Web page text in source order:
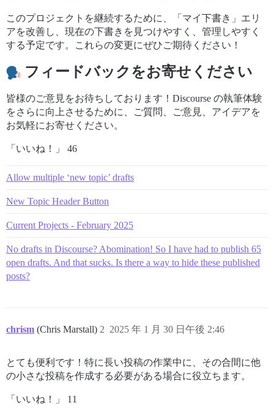
このプロジェクトを継続するために、「マイ下書き」エリ
アを改善し、現在の下書きを見つけやすく、管理しやすく
する予定です。これらの変更にぜひご期待ください！
フィードバックをお寄せください
皆様のご意見をお待ちしております！Discourse の執筆体験
をさらに向上させるために、ご質問、ご意見、アイデアを
お気軽にお寄せください。
「いいね！」 46
Allow multiple ‘new topic’ drafts
New Topic Header Button
Current Projects - February 2025
No drafts in Discourse? Abomination! So I have had to publish 65
open drafts. And that sucks. Is there a way to hide these published
posts?
chrism (Chris Marstall) 2025 年 1 月 30 日午後 2:46
2
とても便利です！特に長い投稿の作業中に、その合間に他
の小さな投稿を作成する必要がある場合に役立ちます。
「いいね！」 11